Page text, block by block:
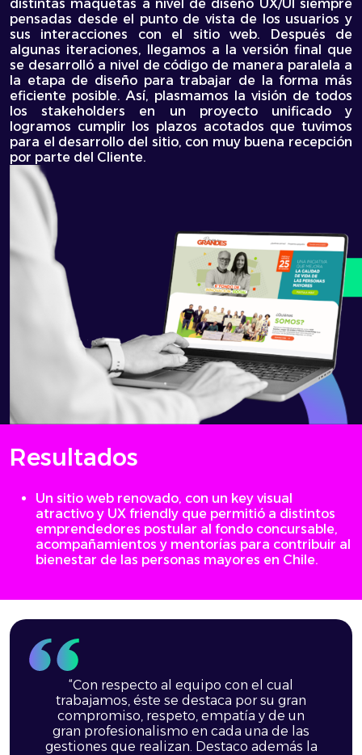
distintas maquetas a nivel de diseño UX/UI siempre
pensadas desde el punto de vista de los usuarios y
sus interacciones con el sitio web. Después de
algunas iteraciones, llegamos a la versión final que
se desarrolló a nivel de código de manera paralela a
la etapa de diseño para trabajar de la forma más
eficiente posible. Así, plasmamos la visión de todos
los stakeholders en un proyecto unificado y
logramos cumplir los plazos acotados que tuvimos
para el desarrollo del sitio, con muy buena recepción
por parte del Cliente.
Resultados
Un sitio web renovado, con un key visual
atractivo y UX friendly que permitió a distintos
emprendedores postular al fondo concursable,
acompañamientos y mentorías para contribuir al
bienestar de las personas mayores en Chile.
“Con respecto al equipo con el cual
trabajamos, éste se destaca por su gran
compromiso, respeto, empatía y de un
gran profesionalismo en cada una de las
gestiones que realizan. Destaco además la